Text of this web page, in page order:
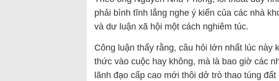
phải bình tĩnh lắng nghe ý kiến của các nhà
và dư luận xã hội một cách nghiêm túc.
Công luận thấy rằng, câu hỏi lớn nhất lúc này
thức vào cuộc hay không, mà là bao giờ các
lãnh đạo cấp cao mới thôi dở trò thao túng